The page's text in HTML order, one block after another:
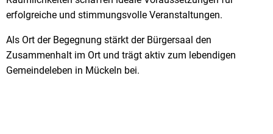
erfolgreiche und stimmungsvolle Veranstaltungen.
Als Ort der Begegnung stärkt der Bürgersaal den
Zusammenhalt im Ort und trägt aktiv zum lebendigen
Gemeindeleben in Mückeln bei.